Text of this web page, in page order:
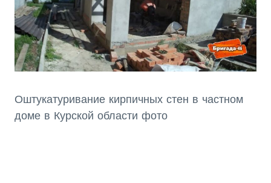
Оштукатуривание кирпичных стен в частном
доме в Курской области фото